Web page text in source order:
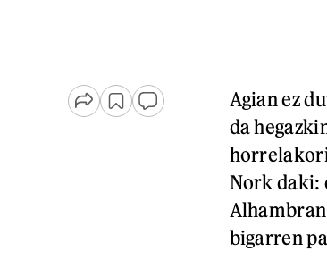
Agian ez
da
Nork daki:
bigarren